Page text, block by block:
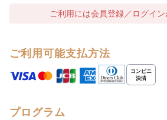
ご利用には会員登録／ログイン
ご利用可能支払方法
プログラム